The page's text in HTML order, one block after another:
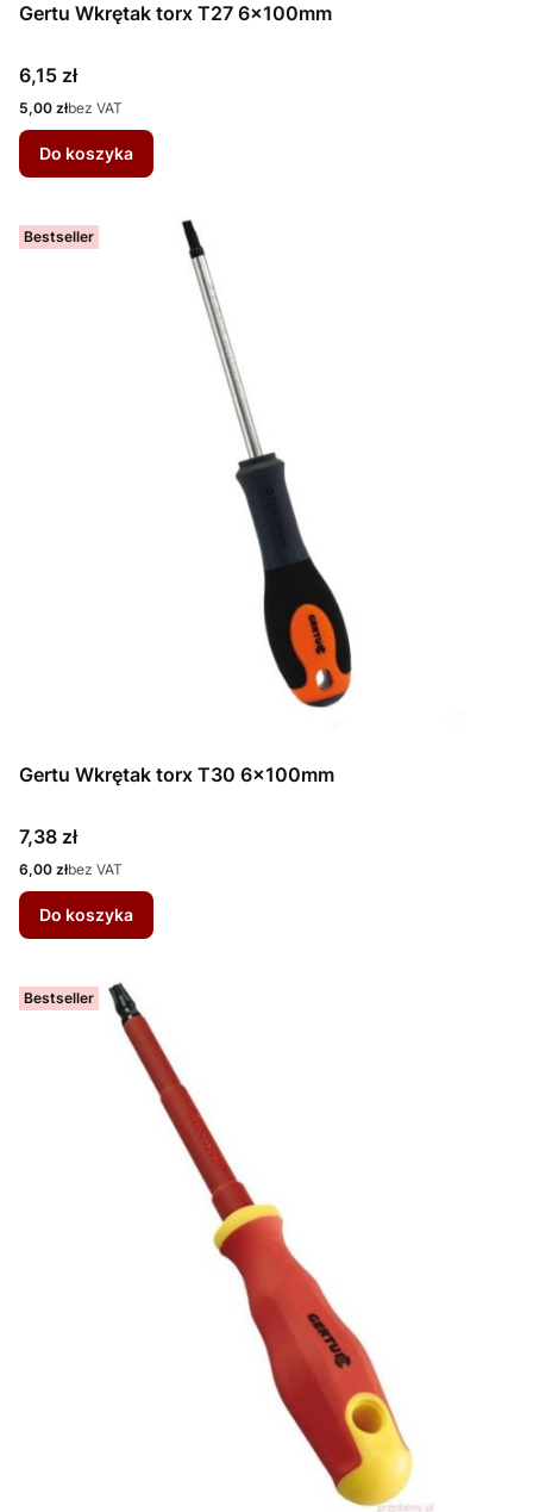
Gertu Wkrętak torx T27 6x100mm
Cena
6,15 zł
Cena
5,00 złbez VAT
Do koszyka
Bestseller
Gertu Wkrętak torx T30 6x100mm
Cena
7,38 zł
Cena
6,00 złbez VAT
Do koszyka
Bestseller